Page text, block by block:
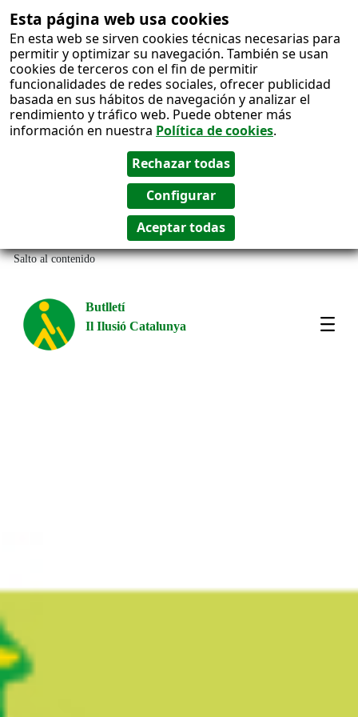
Esta página web usa cookies
En esta web se sirven cookies técnicas necesarias para
permitir y optimizar su navegación. También se usan
cookies de terceros con el fin de permitir
funcionalidades de redes sociales, ofrecer publicidad
basada en sus hábitos de navegación y analizar el
rendimiento y tráfico web. Puede obtener más
información en nuestra Política de cookies.
Salto al contenido
Butlletí
Il Ilusió Catalunya